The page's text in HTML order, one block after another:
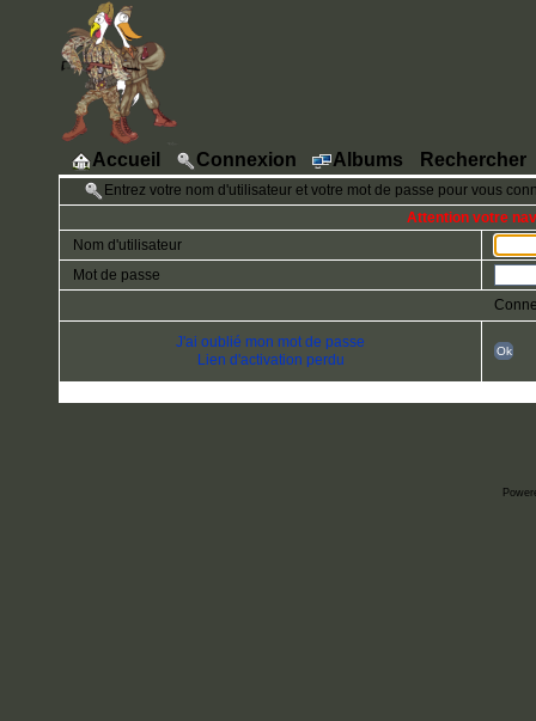
Accueil Connexion Albums Rechercher
Entrez votre nom d'utilisateur et votre mot de passe pour vous
Attention votre
Nom d'utilisateur
Mot de passe
J'ai oublié mon mot de passe
Lien d'activation perdu
Ok